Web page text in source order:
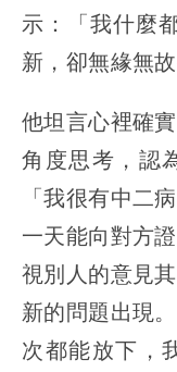
示：「我什麼
新，卻無緣無
他坦言心裡確
角度思考，認
「我很有中二
一天能向對方
視別人的意見
新的問題出現
次都能放下，